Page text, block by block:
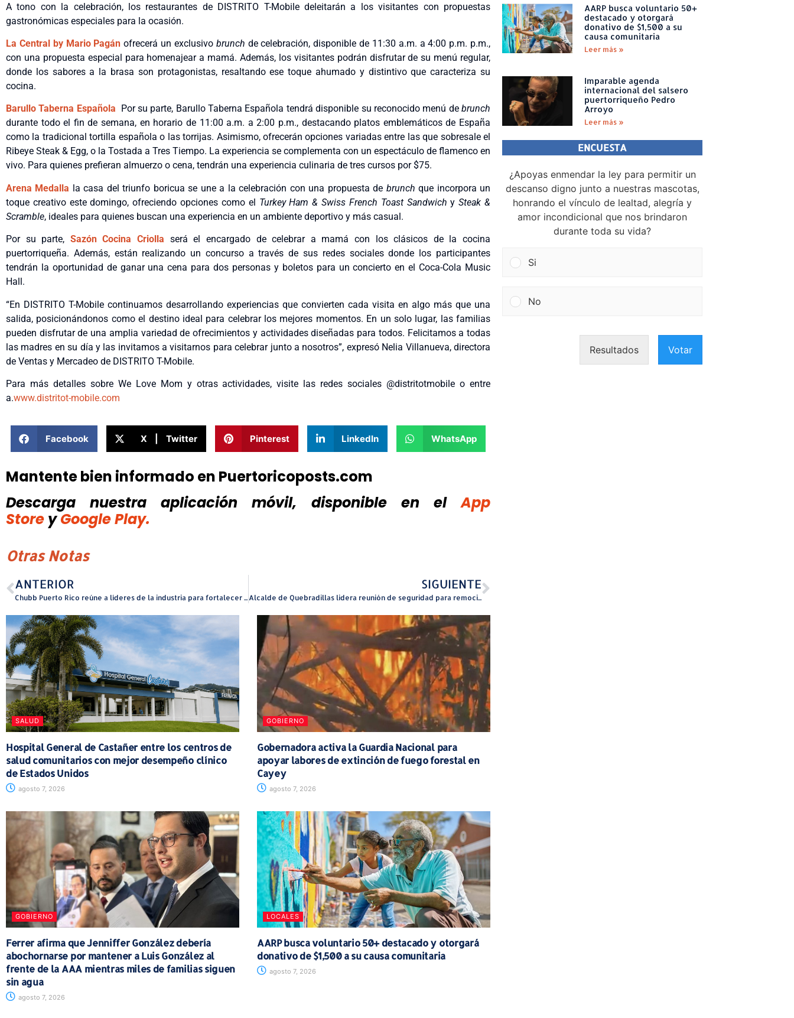
A tono con la celebración, los restaurantes de DISTRITO T-Mobile deleitarán a los visitantes con propuestas
gastronómicas especiales para la ocasión.
La Central by Mario Pagán ofrecerá un exclusivo brunch de celebración, disponible de 11:30 a.m. a 4:00 p.m. p.m.,
con una propuesta especial para homenajear a mamá. Además, los visitantes podrán disfrutar de su menú regular,
donde los sabores a la brasa son protagonistas, resaltando ese toque ahumado y distintivo que caracteriza su
cocina.
Barullo Taberna Española Por su parte, Barullo Taberna Española tendrá disponible su reconocido menú de brunch
durante todo el fin de semana, en horario de 11:00 a.m. a 2:00 p.m., destacando platos emblemáticos de España
como la tradicional tortilla española o las torrijas. Asimismo, ofrecerán opciones variadas entre las que sobresale el
Ribeye Steak & Egg, o la Tostada a Tres Tiempo. La experiencia se complementa con un espectáculo de flamenco en
vivo. Para quienes prefieran almuerzo o cena, tendrán una experiencia culinaria de tres cursos por $75.
Arena Medalla la casa del triunfo boricua se une a la celebración con una propuesta de brunch que incorpora un
toque creativo este domingo, ofreciendo opciones como el Turkey Ham & Swiss French Toast Sandwich ySteak &
Scramble, ideales para quienes buscan una experiencia en un ambiente deportivo y más casual.
Por su parte, Sazón Cocina Criolla será el encargado de celebrar a mamá con los clásicos de la cocina
puertorriqueña. Además, están realizando un concurso a través de sus redes sociales donde los participantes
tendrán la oportunidad de ganar una cena para dos personas y boletos para un concierto en el Coca-Cola Music
Hall.
“En DISTRITO T-Mobile continuamos desarrollando experiencias que convierten cada visita en algo más que una
salida, posicionándonos como el destino ideal para celebrar los mejores momentos. En un solo lugar, las familias
pueden disfrutar de una amplia variedad de ofrecimientos y actividades diseñadas para todos. Felicitamos a todas
las madres en su día y las invitamos a visitarnos para celebrar junto a nosotros”, expresó Nelia Villanueva, directora
de Ventas y Mercadeo de DISTRITO T-Mobile.
Para más detalles sobre We Love Mom y otras actividades, visite las redes sociales @distritotmobile o entre
a.www.distritot-mobile.com
Facebook X | Twitter Pinterest LinkedIn WhatsApp
Mantente bien informado en Puertoricoposts.com
Descarga nuestra aplicación móvil, disponible
en el
App
Store y Google Play.
Otras Notas
ANTERIOR
Chubb Puerto Rico reúne a líderes de la industria para fortalecer el ecosistema de los seguros de viaje
SIGUIENTE
Alcalde de Quebradillas lidera reunión de seguridad para remoción de puente peatonal
SALUD
Hospital General de Castañer entre los centros de
salud comunitarios con mejor desempeño clínico
de Estados Unidos
agosto 7, 2026
GOBIERNO
Gobernadora activa la Guardia Nacional para
apoyar labores de extinción de fuego forestal en
Cayey
agosto 7, 2026
GOBIERNO
Ferrer afirma que Jenniffer González debería
abochornarse por mantener a Luis González al
frente de la AAA mientras miles de familias siguen
sin agua
agosto 7, 2026
LOCALES
AARP busca voluntario 50+ destacado y otorgará
donativo de $1,500 a su causa comunitaria
agosto 7, 2026
AARP busca voluntario 50+
destacado y otorgará
donativo de $1,500 a su
causa comunitaria
Leer más »
Imparable agenda
internacional del salsero
puertorriqueño Pedro
Arroyo
Leer más »
ENCUESTA
¿Apoyas enmendar la ley para permitir un
descanso digno junto a nuestras mascotas,
honrando el vínculo de lealtad, alegría y
amor incondicional que nos brindaron
durante toda su vida?
Si
No
Resultados Votar